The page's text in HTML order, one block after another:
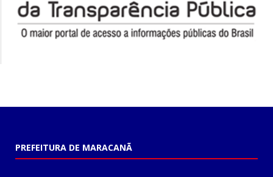
PREFEITURA DE MARACANÃ